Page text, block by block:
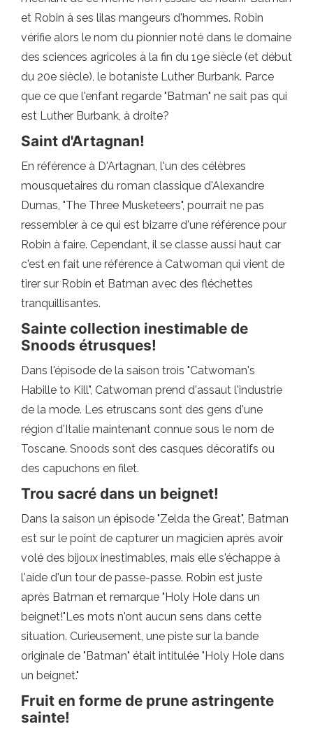
et Robin à ses lilas mangeurs d'hommes. Robin
vérifie alors le nom du pionnier noté dans le domaine
des sciences agricoles à la fin du 19e siècle (et début
du 20e siècle), le botaniste Luther Burbank. Parce
que ce que l'enfant regarde "Batman" ne sait pas qui
est Luther Burbank, à droite?
Saint d'Artagnan!
En référence à D'Artagnan, l'un des célèbres
mousquetaires du roman classique d'Alexandre
Dumas, "The Three Musketeers", pourrait ne pas
ressembler à ce qui est bizarre d'une référence pour
Robin à faire. Cependant, il se classe aussi haut car
c'est en fait une référence à Catwoman qui vient de
tirer sur Robin et Batman avec des fléchettes
tranquillisantes.
Sainte collection inestimable de
Snoods étrusques!
Dans l'épisode de la saison trois "Catwoman's
Habille to Kill", Catwoman prend d'assaut l'industrie
de la mode. Les etruscans sont des gens d'une
région d'Italie maintenant connue sous le nom de
Toscane. Snoods sont des casques décoratifs ou
des capuchons en filet.
Trou sacré dans un beignet!
Dans la saison un épisode "Zelda the Great", Batman
est sur le point de capturer un magicien après avoir
volé des bijoux inestimables, mais elle s'échappe à
l'aide d'un tour de passe-passe. Robin est juste
après Batman et remarque "Holy Hole dans un
beignet!"Les mots n'ont aucun sens dans cette
situation. Curieusement, une piste sur la bande
originale de "Batman" était intitulée "Holy Hole dans
un beignet."
Fruit en forme de prune astringente
sainte!